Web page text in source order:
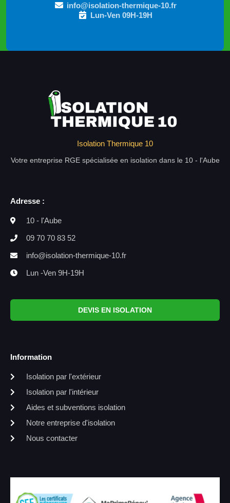
info@isolation-thermique-10.fr
Lun-Ven 09H-19H
Isolation Thermique 10
Votre entreprise RGE spécialisée en isolation dans le 10 - l'Aube
Adresse :
10 - l'Aube
09 70 70 83 52
info@isolation-thermique-10.fr
Lun -Ven 9H-19H
DEVIS EN ISOLATION
Information
Isolation par l'extérieur
Isolation par l'intérieur
Aides et subventions isolation
Notre entreprise d'isolation
Nous contacter